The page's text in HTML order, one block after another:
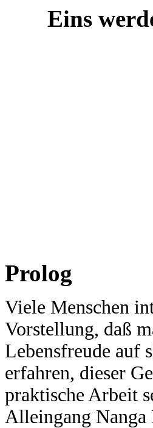
Eins
Prolog
Viele Menschen
Vorstellung, daß
Lebensfreude auf
erfahren, dieser
praktische Arbeit
Alleingang Nanga